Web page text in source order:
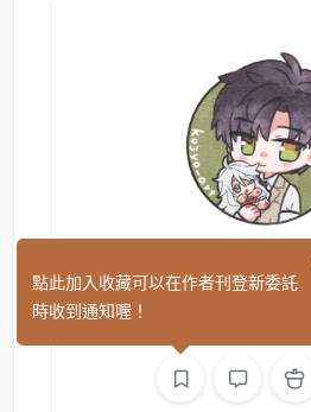
淒野繪
點此加入收藏可以在作者刊登新委託
時收到通知喔！